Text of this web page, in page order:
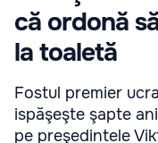
că ordonă
la toaletă
Fostul premier
ispăşeşte şapte
pe preşedintele